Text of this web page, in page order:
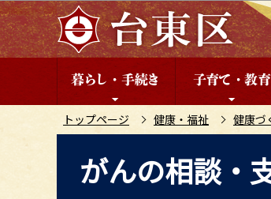
こ
の
ペ
トップページ 健康・福祉 健康づ
がんの相談・